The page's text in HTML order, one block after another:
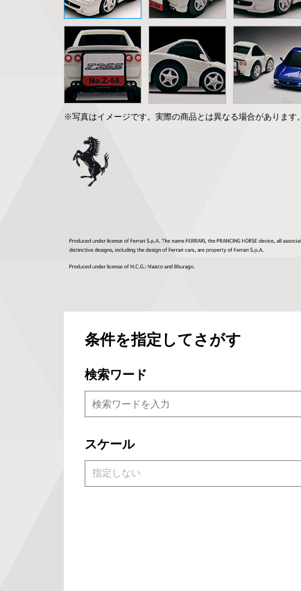
※写真はイメージです。実際の商品とは異なる場合があります。
条件を指定してさがす
検索ワード
スケール